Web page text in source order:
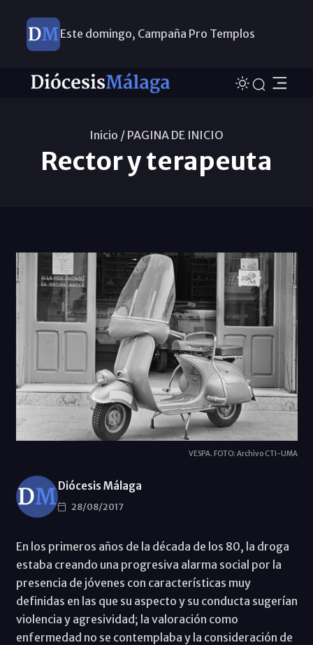
Este domingo, Campaña Pro Templos
Inicio / PAGINA DE INICIO
Rector y terapeuta
VESPA. FOTO: Archivo CTI-UMA
Diócesis Málaga
28/08/2017
En los primeros años de la década de los 80, la droga
estaba creando una progresiva alarma social por la
presencia de jóvenes con características muy
definidas en las que su aspecto y su conducta sugerían
violencia y agresividad; la valoración como
enfermedad no se contemplaba y la consideración de